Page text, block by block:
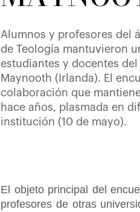
Alumnos y profesores del
de Teología mantuvieron
estudiantes y docentes del
Maynooth (Irlanda). El
colaboración que
hace años, plasmada en
institución (10 de mayo).
El objeto principal del
profesores de otras